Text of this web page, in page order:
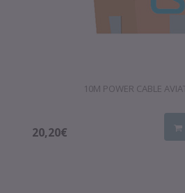
10M POWER CABLE
20,20€